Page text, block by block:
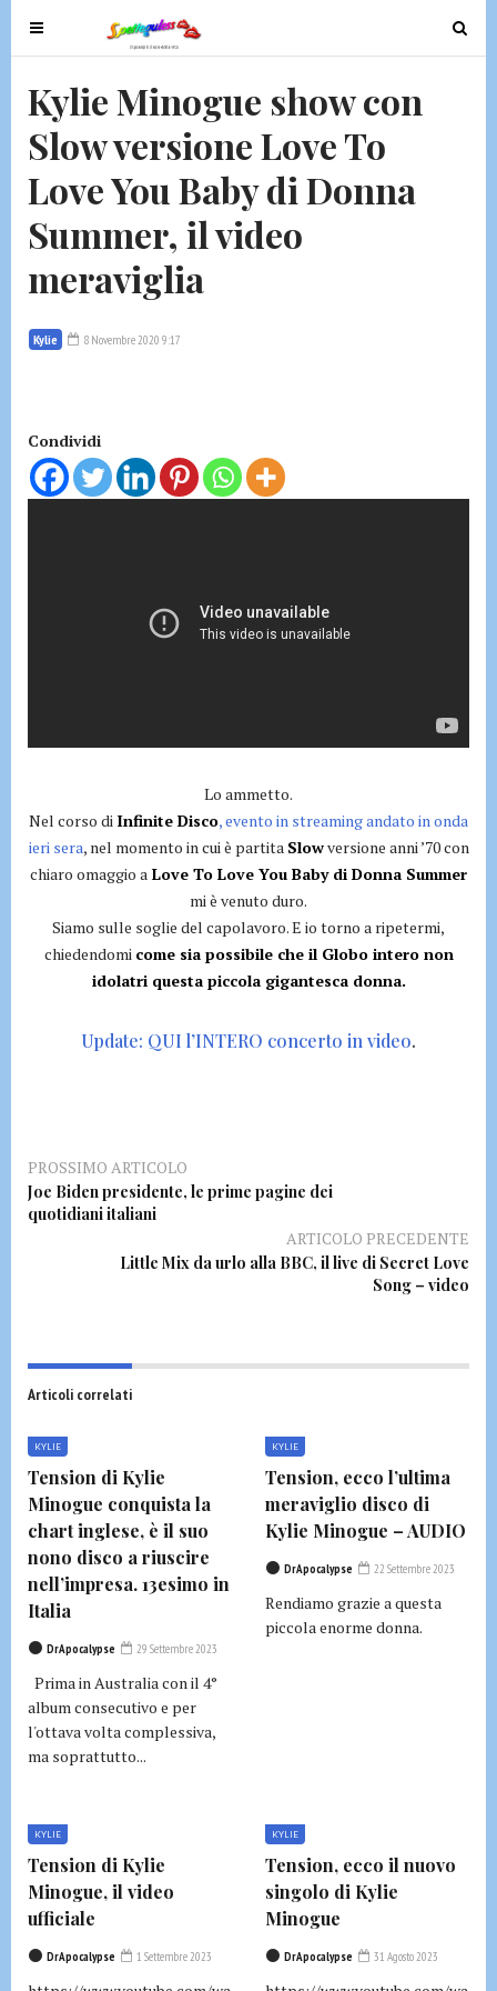
T
o
g
l
e
n
v
g
t
T
o
Kylie Minogue show con
Slow versione Love To
Love You Baby di Donna
Summer, il video
meraviglia
Kylie 8 Novembre 2020 9:17
Condividi
Lo ammetto.
Nel corso di Infinite Disco, evento in streaming andato in onda
ieri sera, nel momento in cui è partita Slowversione anni ’70 con
chiaro omaggio a Love To Love You Baby di Donna Summer
mi è venuto duro.
Siamo sulle soglie del capolavoro. E io torno a ripetermi,
chiedendomi come sia possibile che il Globo intero non
idolatri questa piccola gigantesca donna.
Update: QUI l’INTERO concerto in video.
PROSSIMO ARTICOLO
Joe Biden presidente, le prime pagine dei
quotidiani italiani
ARTICOLO PRECEDENTE
Little Mix da urlo alla BBC, il live di Secret Love
Song – video
Articoli correlati
KYLIE
Tension di Kylie
Minogue conquista la
chart inglese, è il suo
nono disco a riuscire
nell’impresa. 13esimo in
Italia
DrApocalypse 29 Settembre 2023
Prima in Australia con il 4°
album consecutivo e per
l'ottava volta complessiva,
ma soprattutto...
KYLIE
Tension, ecco l’ultima
meraviglio disco di
Kylie Minogue – AUDIO
DrApocalypse 22 Settembre 2023
Rendiamo grazie a questa
piccola enorme donna.
KYLIE
Tension di Kylie
Minogue, il video
ufficiale
DrApocalypse 1 Settembre 2023
KYLIE
Tension, ecco il nuovo
singolo di Kylie
Minogue
DrApocalypse 31 Agosto 2023